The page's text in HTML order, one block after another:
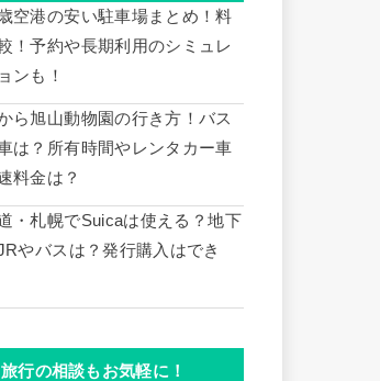
空港の安い駐車場まとめ！料
！予約や長期利用のシミュレ
ンも！
ら旭山動物園の行き方！バス
は？所有時間やレンタカー車
料金は？
・札幌でSuicaは使える？地下
やバスは？発行購入はでき
行の相談もお気軽に！